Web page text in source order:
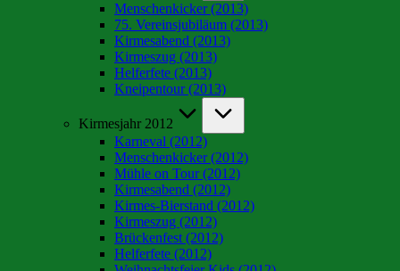
Menschenkicker (2013)
75. Vereinsjubiläum (2013)
Kirmesabend (2013)
Kirmeszug (2013)
Helferfete (2013)
Kneipentour (2013)
Kirmesjahr 2012
Karneval (2012)
Menschenkicker (2012)
Mühle on Tour (2012)
Kirmesabend (2012)
Kirmes-Bierstand (2012)
Kirmeszug (2012)
Brückenfest (2012)
Helferfete (2012)